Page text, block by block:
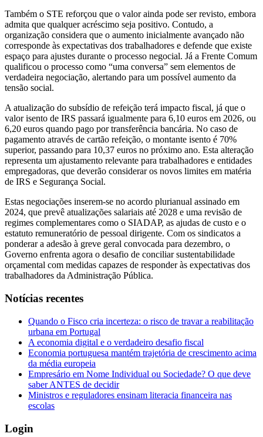
Também o STE reforçou que o valor ainda pode ser revisto, embora
admita que qualquer acréscimo seja positivo. Contudo, a
organização considera que o aumento inicialmente avançado não
corresponde às expectativas dos trabalhadores e defende que existe
espaço para ajustes durante o processo negocial. Já a Frente Comum
qualificou o processo como “uma conversa” sem elementos de
verdadeira negociação, alertando para um possível aumento da
tensão social.
A atualização do subsídio de refeição terá impacto fiscal, já que o
valor isento de IRS passará igualmente para 6,10 euros em 2026, ou
6,20 euros quando pago por transferência bancária. No caso de
pagamento através de cartão refeição, o montante isento é 70%
superior, passando para 10,37 euros no próximo ano. Esta alteração
representa um ajustamento relevante para trabalhadores e entidades
empregadoras, que deverão considerar os novos limites em matéria
de IRS e Segurança Social.
Estas negociações inserem-se no acordo plurianual assinado em
2024, que prevê atualizações salariais até 2028 e uma revisão de
regimes complementares como o SIADAP, as ajudas de custo e o
estatuto remuneratório de pessoal dirigente. Com os sindicatos a
ponderar a adesão à greve geral convocada para dezembro, o
Governo enfrenta agora o desafio de conciliar sustentabilidade
orçamental com medidas capazes de responder às expectativas dos
trabalhadores da Administração Pública.
Notícias recentes
Quando o Fisco cria incerteza: o risco de travar a reabilitação
urbana em Portugal
A economia digital e o verdadeiro desafio fiscal
Economia portuguesa mantém trajetória de crescimento acima
da média europeia
Empresário em Nome Individual ou Sociedade? O que deve
saber ANTES de decidir
Ministros e reguladores ensinam literacia financeira nas
escolas
Login